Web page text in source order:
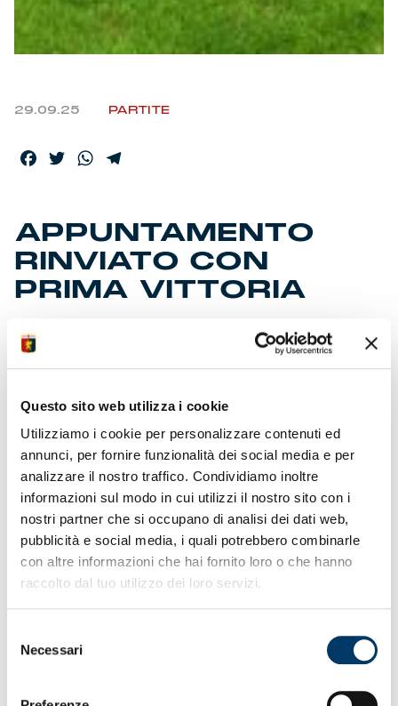
Questo sito web utilizza i cookie
Utilizziamo i cookie per personalizzare contenuti ed
annunci, per fornire funzionalità dei social media e per
analizzare il nostro traffico. Condividiamo inoltre
informazioni sul modo in cui utilizzi il nostro sito con i
nostri partner che si occupano di analisi dei dati web,
pubblicità e social media, i quali potrebbero combinarle
con altre informazioni che hai fornito loro o che hanno
raccolto dal tuo utilizzo dei loro servizi.
delNecessari
29.09.25 PARTITE
Facebook
TwitterWhatsApp
APPUNTAMENTO
RINVIATO CON
PRIMA VITTORIA
• Al “Luigi Ferraris” la Lazio di Sarri passa con il
punteggio di 0-3
Cancellieri
• Alla mezzora il raddoppio di Castellanos su un’altra
ripartenza
• Tris nella ripresa di Zaccagni sfruttando un
mischione in area
• Spettatori muniti di titoli di accesso per questo match
30.824
• Domenica trasferta in casa dei campioni d’Italia al
“Maradona”